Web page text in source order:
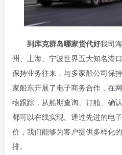
到库克群岛哪家货代好我司
州、上海、宁波世界五大知名港
保持业务往来，与多家船公司保
家船东开展了电子商务合作，在
物跟踪，从船期查询、订舱、确
都可以在线实现。通过先进的电
价，我们能够为客户提供多样化
排。